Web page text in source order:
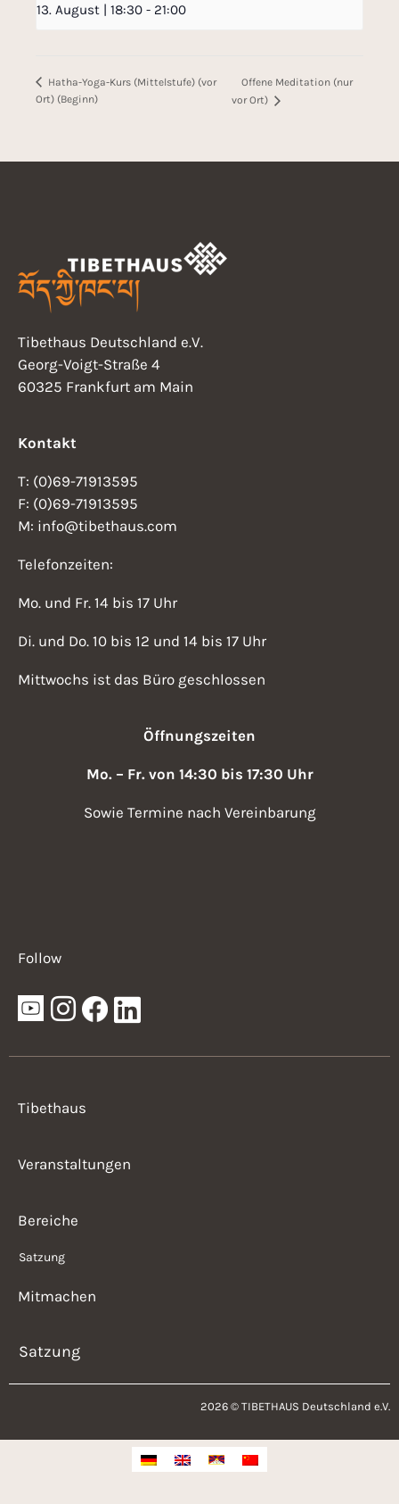
13. August | 18:30 - 21:00
Hatha-Yoga-Kurs (Mittelstufe) (vor
Ort) (Beginn)
Offene Meditation (nur
vor Ort)
Tibethaus Deutschland e.V.
Georg-Voigt-Straße 4
60325 Frankfurt am Main
Kontakt
T: (0)69-71913595
F: (0)69-71913595
M: info@tibethaus.com
Telefonzeiten:
Mo. und Fr. 14 bis 17 Uhr
Di. und Do. 10 bis 12 und 14 bis 17 Uhr
Mittwochs ist das Büro geschlossen
Öffnungszeiten
Mo. – Fr. von 14:30 bis 17:30 Uhr
Sowie Termine nach Vereinbarung
Follow
Tibethaus
Veranstaltungen
Bereiche
Satzung
Mitmachen
Satzung
2026 © TIBETHAUS Deutschland e.V.